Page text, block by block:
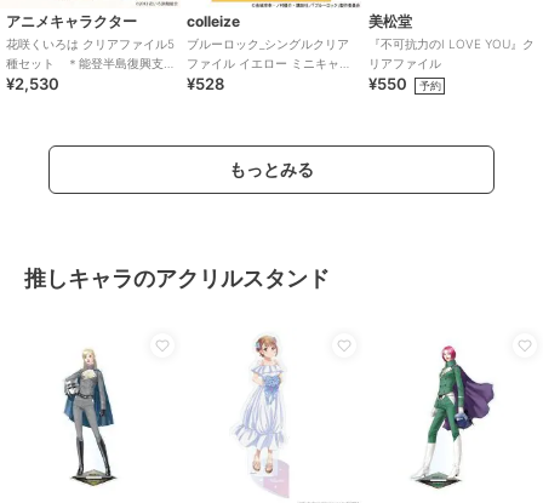
アニメキャラクター
花咲くいろは クリアファイル5
種セット ＊能登半島復興支
援チャリティーグッズ
¥2,530
colleize
ブルーロック_シングルクリア
ファイル イエロー ミニキャラ
旅行
¥528
美松堂
『不可抗力のI LOVE YOU』ク
リアファイル
¥550 予約
もっとみる
推しキャラのアクリルスタンド